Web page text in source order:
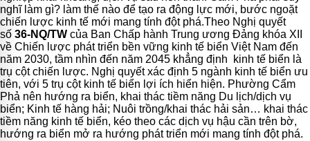
nghĩ làm gì? làm thế nào để tạo ra động lực mới, bước ngoặt
chiến lược kinh tế mới mang tính đột phá.Theo Nghị quyết
số 36-NQ/TW của Ban Chấp hành Trung ương Đảng khóa XII
về Chiến lược phát triển bền vững kinh tế biển Việt Nam đến
năm 2030, tầm nhìn đến năm 2045 khẳng định kinh tế biển là
trụ cột chiến lược. Nghị quyết xác định 5 ngành kinh tế biển ưu
tiên, với 5 trụ cột kinh tế biển lợi ích hiển hiện. Phường Cẩm
Phả nên hướng ra biển, khai thác tiềm năng Du lịch/dịch vụ
biển; Kinh tế hàng hải; Nuôi trồng/khai thác hải sản… khai thác
tiềm năng kinh tế biển, kéo theo các dịch vụ hậu cần trên bờ,
hướng ra biển mở ra hướng phát triển mới mang tính đột phá.